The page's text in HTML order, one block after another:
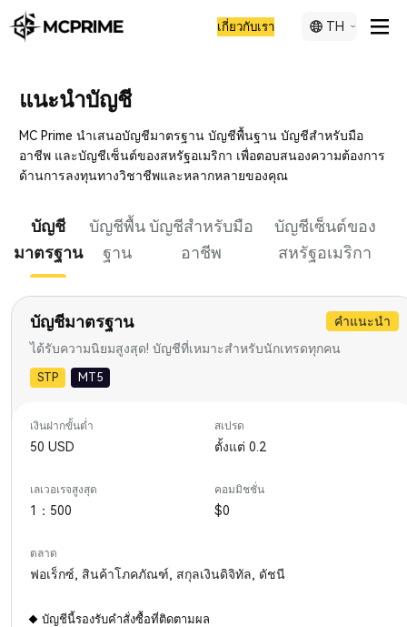
เกี่ยวกับเรา TH
แนะนำบัญชี
MC Prime นำเสนอบัญชีมาตรฐาน บัญชีพื้นฐาน บัญชีสำหรับมือ
อาชีพ และบัญชีเซ็นต์ของสหรัฐอเมริกา เพื่อตอบสนองความต้องการ
ด้านการลงทุนทางวิชาชีพและหลากหลายของคุณ
บัญชี
มาตรฐาน
บัญชีพื้น
ฐาน
บัญชีสำหรับมือ
อาชีพ
บัญชีเซ็นต์ของ
สหรัฐอเมริกา
บัญชีมาตรฐาน
คำแนะนำ
ได้รับความนิยมสูงสุด! บัญชีที่เหมาะสำหรับนักเทรดทุกคน
STP MT5
เงินฝากขั้นต่ำ
50 USD
สเปรด
ตั้งแต่ 0.2
เลเวอเรจสูงสุด
1：500
คอมมิชชั่น
$0
ตลาด
ฟอเร็กซ์, สินค้าโภคภัณฑ์, สกุลเงินดิจิทัล, ดัชนี
บัญชีนี้รองรับคำสั่งซื้อที่ติดตามผล